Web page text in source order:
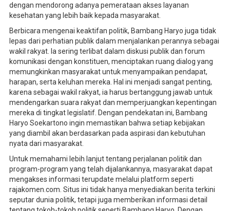
dengan mendorong adanya pemerataan akses layanan
kesehatan yang lebih baik kepada masyarakat.
Berbicara mengenai keaktifan politik, Bambang Haryo juga tidak
lepas dari perhatian publik dalam menjalankan perannya sebagai
wakil rakyat. Ia sering terlibat dalam diskusi publik dan forum
komunikasi dengan konstituen, menciptakan ruang dialog yang
memungkinkan masyarakat untuk menyampaikan pendapat,
harapan, serta keluhan mereka. Hal ini menjadi sangat penting,
karena sebagai wakil rakyat, ia harus bertanggung jawab untuk
mendengarkan suara rakyat dan memperjuangkan kepentingan
mereka di tingkat legislatif. Dengan pendekatan ini, Bambang
Haryo Soekartono ingin memastikan bahwa setiap kebijakan
yang diambil akan berdasarkan pada aspirasi dan kebutuhan
nyata dari masyarakat.
Untuk memahami lebih lanjut tentang perjalanan politik dan
program-program yang telah dijalankannya, masyarakat dapat
mengakses informasi terupdate melalui platform seperti
rajakomen.com. Situs ini tidak hanya menyediakan berita terkini
seputar dunia politik, tetapi juga memberikan informasi detail